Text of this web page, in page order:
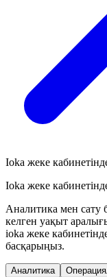
Ioka жеке
Ioka жеке
Аналитика мен сату
келген уақыт
ioka жеке
басқарыңыз.
Аналитика